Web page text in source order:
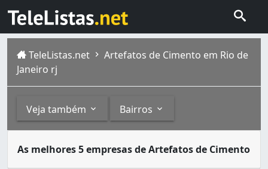
TeleListas.net
Artefatos de Cimento em Rio de
Janeiro rj
Veja também Bairros
As melhores 5 empresas de Artefatos de Cimento
A cidade do Rio de Janeiro capital do estado